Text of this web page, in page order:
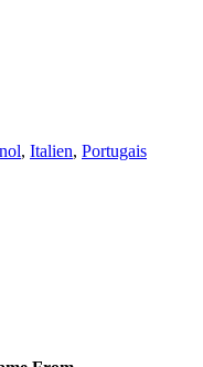
, Italien, Portugais